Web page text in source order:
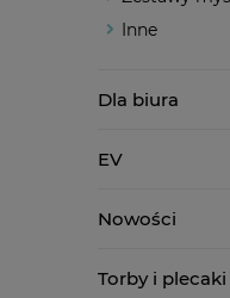
Inne
Dla biura
EV
Nowości
Torby i plecaki